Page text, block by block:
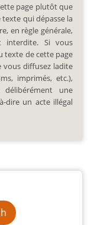
page plutôt que
qui dépasse la
en règle générale,
interdite. Si vous
texte de cette page
vous diffusez ladite
imprimés, etc.),
une
dire un acte illégal